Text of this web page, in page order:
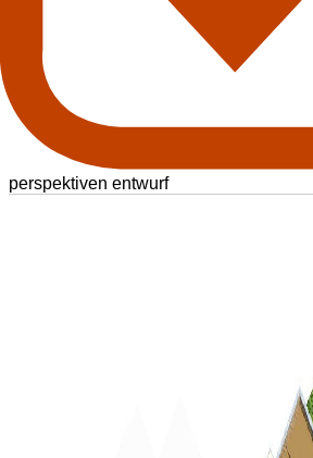
perspektiven entwurf